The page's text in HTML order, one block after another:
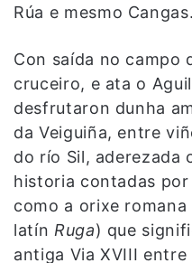
Rúa e mesmo Cangas.
Con saída no campo
cruceiro, e ata o
desfrutaron dunha
da Veiguiña, entre
do río Sil, aderezada
historia contadas
como a orixe
latín Ruga) que
antiga Via XVIII